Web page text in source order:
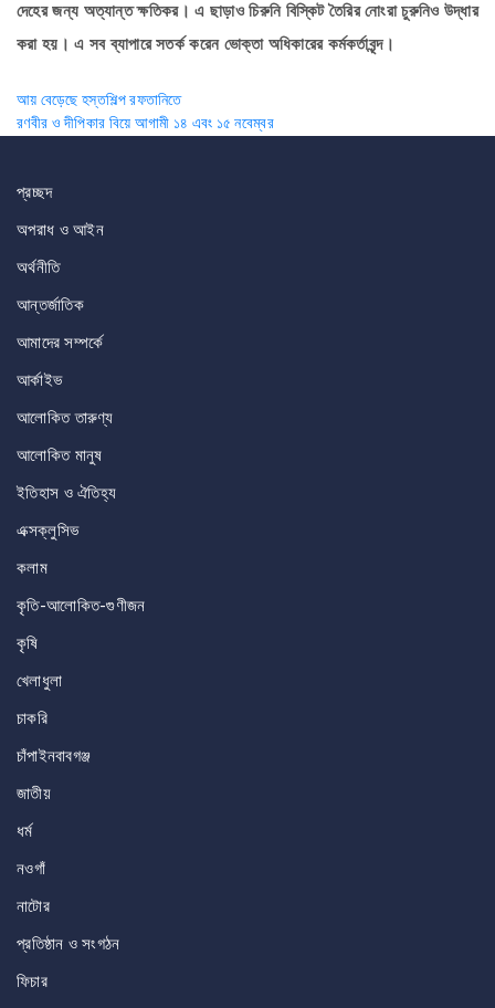
দেহের জন্য অত্যান্ত ক্ষতিকর। এ ছাড়াও চিরুনি বিস্কিট তৈরির নোংরা চুরুনিও উদ্ধার
করা হয়। এ সব ব্যাপারে সতর্ক করেন ভোক্তা অধিকারের কর্মকর্তাবৃন্দ।
Post
navigation
আয় বেড়েছে হস্তশিল্প রফতানিতে
রণবীর ও দীপিকার বিয়ে আগামী ১৪ এবং ১৫ নবেম্বর
প্রচ্ছদ
অপরাধ ও আইন
অর্থনীতি
আন্তর্জাতিক
আমাদের সম্পর্কে
আর্কাইভ
আলোকিত তারুণ্য
আলোকিত মানুষ
ইতিহাস ও ঐতিহ্য
এক্সক্লুসিভ
কলাম
কৃতি-আলোকিত-গুণীজন
কৃষি
খেলাধুলা
চাকরি
চাঁপাইনবাবগঞ্জ
জাতীয়
ধর্ম
নওগাঁ
নাটোর
প্রতিষ্ঠান ও সংগঠন
ফিচার